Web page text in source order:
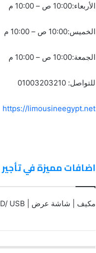
الأربعاء:10:00 ص – 10:00 م
الخميس:10:00 ص – 10:00 م
الجمعة:10:00 ص – 10:00 م
للتواصل: 01003203210
https://limousineegypt.net
اضافات مميزة في
مكيف | شاشة عرض | DVD /CD/ USB | شاحن USB | GPS